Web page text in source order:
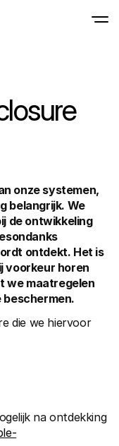
onze systemen,
belangrijk. We
de ontwikkeling
ontdekt. Het is
voorkeur horen
we maatregelen
die we hiervoor
na ontdekking
iPhone
betalingen op je
Ontvang en beheer
betalingen
meer conversie
Recurring
Ontvang
en betalingen voor
Acceptance & Risk
Voorkom fraude en
conversie
Voor
Mollie